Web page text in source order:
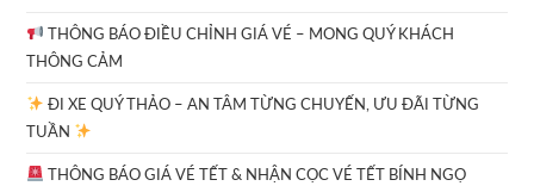
THÔNG BÁO ĐIỀU CHỈNH GIÁ VÉ – MONG QUÝ KHÁCH
THÔNG CẢM
ĐI XE QUÝ THẢO – AN TÂM TỪNG CHUYẾN, ƯU ĐÃI TỪNG
TUẦN
THÔNG BÁO GIÁ VÉ TẾT & NHẬN CỌC VÉ TẾT BÍNH NGỌ